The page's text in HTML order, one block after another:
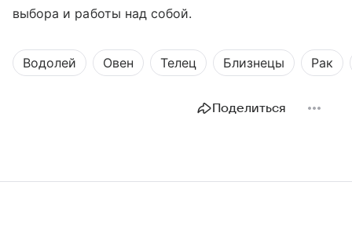
выбора и работы над собой.
Водолей Овен Телец Близнецы Рак
Поделиться